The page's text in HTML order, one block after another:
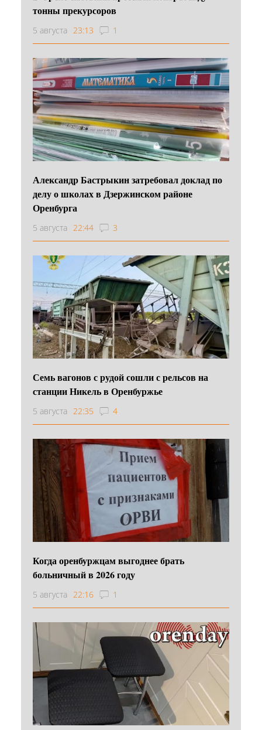
тонны прекурсоров
5 августа 23:13 1
Александр Бастрыкин затребовал доклад по
делу о школах в Дзержинском районе
Оренбурга
5 августа 22:44 3
Семь вагонов с рудой сошли с рельсов на
станции Никель в Оренбуржье
5 августа 22:35 4
Когда оренбуржцам выгоднее брать
больничный в 2026 году
5 августа 22:16 1